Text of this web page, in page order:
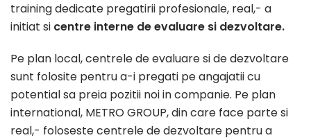
training dedicate pregatirii profesionale, real,- a
initiat si centre interne de evaluare si dezvoltare.
Pe plan local, centrele de evaluare si de dezvoltare
sunt folosite pentru a-i pregati pe angajatii cu
potential sa preia pozitii noi in companie. Pe plan
international, METRO GROUP, din care face parte si
real,- foloseste centrele de dezvoltare pentru a